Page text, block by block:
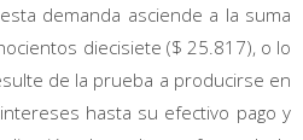
demanda asciende a la suma
diecisiete ($ 25.817), o lo
de la prueba a producirse en
hasta su efectivo pago y